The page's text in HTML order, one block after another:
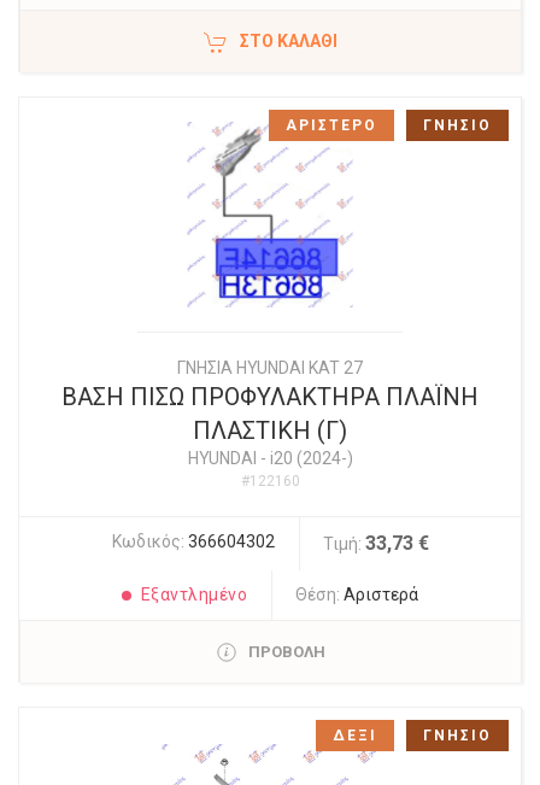
ΣΤΟ ΚΑΛΆΘΙ
ΓΝΗΣΙΑ HYUNDAI KAT 27
ΒΑΣΗ ΠΙΣΩ ΠΡΟΦΥΛΑΚΤΗΡΑ ΠΛΑΪΝΗ
ΠΛΑΣΤΙΚΗ (Γ)
HYUNDAI - i20 (2024-)
#122160
Κωδικός: 366604302 Τιμή: 33,73 €
Εξαντλημένο Θέση:Αριστερά
ΠΡΟΒΟΛΗ
ΑΡΙΣΤΕΡΟ ΓΝΗΣΙΟ
ΔΕΞΙ ΓΝΗΣΙΟ